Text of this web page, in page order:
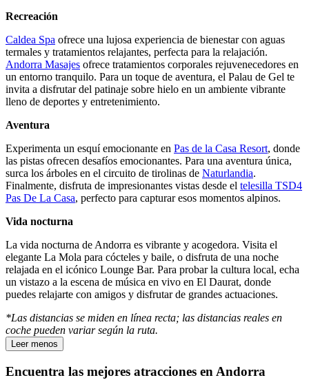
Recreación
Caldea Spa ofrece una lujosa experiencia de bienestar con aguas
termales y tratamientos relajantes, perfecta para la relajación.
Andorra Masajes ofrece tratamientos corporales rejuvenecedores en
un entorno tranquilo. Para un toque de aventura, el Palau de Gel te
invita a disfrutar del patinaje sobre hielo en un ambiente vibrante
lleno de deportes y entretenimiento.
Aventura
Experimenta un esquí emocionante en Pas de la Casa Resort, donde
las pistas ofrecen desafíos emocionantes. Para una aventura única,
surca los árboles en el circuito de tirolinas de Naturlandia.
Finalmente, disfruta de impresionantes vistas desde el telesilla TSD4
Pas De La Casa, perfecto para capturar esos momentos alpinos.
Vida nocturna
La vida nocturna de Andorra es vibrante y acogedora. Visita el
elegante La Mola para cócteles y baile, o disfruta de una noche
relajada en el icónico Lounge Bar. Para probar la cultura local, echa
un vistazo a la escena de música en vivo en El Daurat, donde
puedes relajarte con amigos y disfrutar de grandes actuaciones.
*Las distancias se miden en línea recta; las distancias reales en
coche pueden variar según la ruta.
Leer menos
Encuentra las mejores atracciones en Andorra